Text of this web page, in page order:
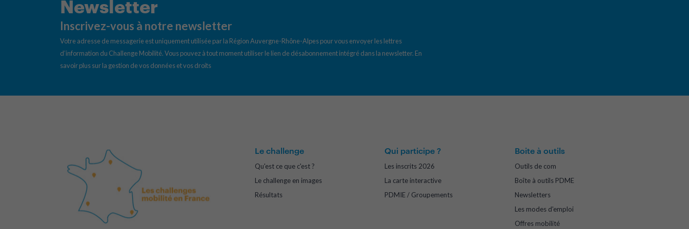
Newsletter
Inscrivez-vous à notre newsletter
Votre adresse de messagerie est uniquement utilisée par la Région Auvergne-Rhône-Alpes pour vous envoyer les lettres
d’information du Challenge Mobilité. Vous pouvez à tout moment utiliser le lien de désabonnement intégré dans la newsletter. En
savoir plus sur la gestion de vos données et vos droits
Le challenge
Qu'est ce que c'est ?
Le challenge en images
Résultats
Qui participe ?
Les inscrits 2026
La carte interactive
PDMIE / Groupements
Boite à outils
Outils de com
Boîte à outils PDME
Newsletters
Les modes d'emploi
Offres mobilité